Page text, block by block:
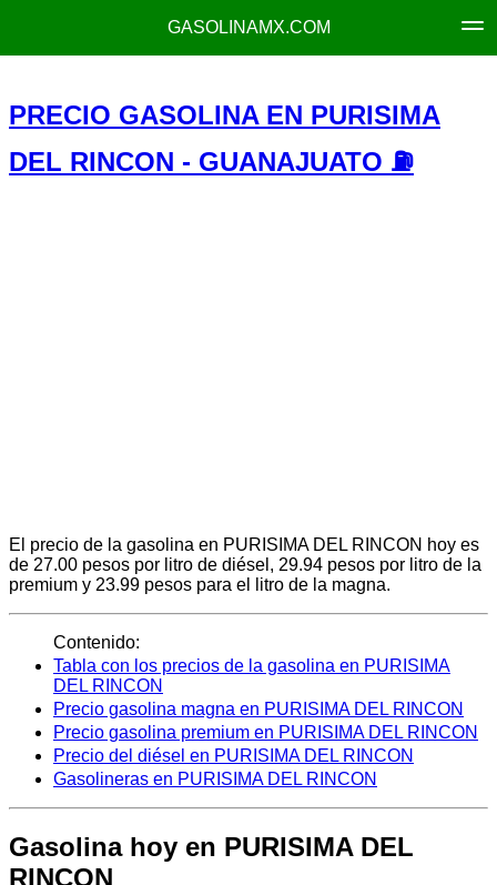
GASOLINAMX.COM
PRECIO GASOLINA EN PURISIMA
DEL RINCON - GUANAJUATO ⛽
El precio de la gasolina en PURISIMA DEL RINCON hoy es
de 27.00 pesos por litro de diésel, 29.94 pesos por litro de la
premium y 23.99 pesos para el litro de la magna.
Contenido:
Tabla con los precios de la gasolina en PURISIMA
DEL RINCON
Precio gasolina magna en PURISIMA DEL RINCON
Precio gasolina premium en PURISIMA DEL RINCON
Precio del diésel en PURISIMA DEL RINCON
Gasolineras en PURISIMA DEL RINCON
Gasolina hoy en PURISIMA DEL
RINCON